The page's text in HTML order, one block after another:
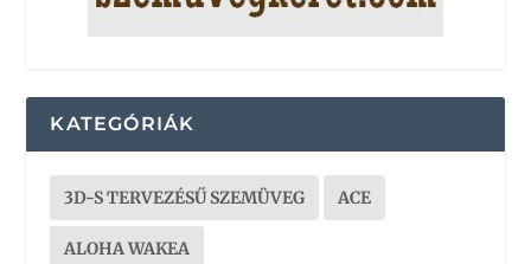
KATEGÓRIÁK
3D-S TERVEZÉSŰ SZEMÜVEG ACE
ALOHA WAKEA